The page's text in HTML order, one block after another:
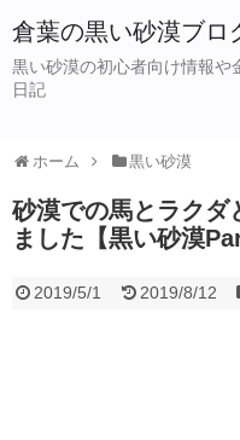
倉葉の黒い砂漠ブロ
黒い砂漠の初心者向け情報や
日記
ホーム 黒い砂漠
砂漠での馬とラクダ
ました【黒い砂漠
2019/5/1 2019/8/12